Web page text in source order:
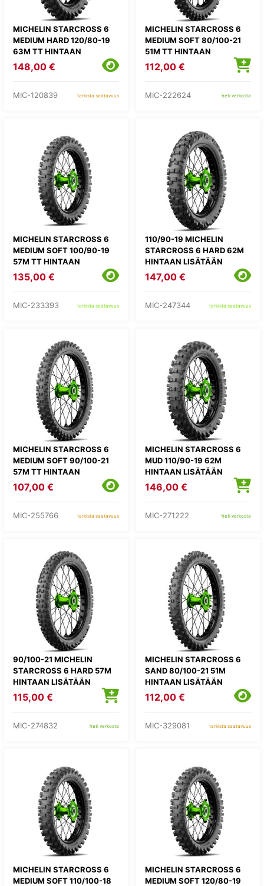
MICHELIN STARCROSS 6
MEDIUM HARD 120/80-19
63M TT HINTAAN
LISÄTÄÄN
KIERRÄTYSMAKSU 1,82E
148,00 €
MIC-120839 tarkista saatavuus
MICHELIN STARCROSS 6
MEDIUM SOFT 80/100-21
51M TT HINTAAN
LISÄTÄÄN
KIERRÄTYSMAKSU 1,82E
112,00 €
MIC-222624 heti verkosta
MICHELIN STARCROSS 6
MEDIUM SOFT 100/90-19
57M TT HINTAAN
LISÄTÄÄN
KIERRÄTYSMAKSU 1,82E
135,00 €
MIC-233393 tarkista saatavuus
110/90-19 MICHELIN
STARCROSS 6 HARD 62M
HINTAAN LISÄTÄÄN
KIERRÄTYSMAKSU 1,82E
147,00 €
MIC-247344 tarkista saatavuus
MICHELIN STARCROSS 6
MEDIUM SOFT 90/100-21
57M TT HINTAAN
LISÄTÄÄN
KIERRÄTYSMAKSU 1,82E
107,00 €
MIC-255766 tarkista saatavuus
MICHELIN STARCROSS 6
MUD 110/90-19 62M
HINTAAN LISÄTÄÄN
KIERRÄTYSMAKSU 1,82E
146,00 €
MIC-271222 heti verkosta
90/100-21 MICHELIN
STARCROSS 6 HARD 57M
HINTAAN LISÄTÄÄN
KIERRÄTYSMAKSU 1,82E
115,00 €
MIC-274832 heti verkosta
MICHELIN STARCROSS 6
SAND 80/100-21 51M
HINTAAN LISÄTÄÄN
KIERRÄTYSMAKSU 1,82E
112,00 €
MIC-329081 tarkista saatavuus
MICHELIN STARCROSS 6
MEDIUM SOFT 110/100-18
MICHELIN STARCROSS 6
MEDIUM SOFT 120/80-19